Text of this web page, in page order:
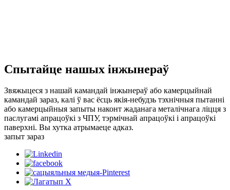
Спытайце нашых інжынераў
Звяжыцеся з нашай камандай інжынераў або камерцыйнай
камандай зараз, калі ў вас ёсць якія-небудзь тэхнічныя пытанні
або камерцыйныя запыты наконт жаданага металічнага ліцця з
паслугамі апрацоўкі з ЧПУ, тэрмічнай апрацоўкі і апрацоўкі
паверхні. Вы хутка атрымаеце адказ.
запыт зараз